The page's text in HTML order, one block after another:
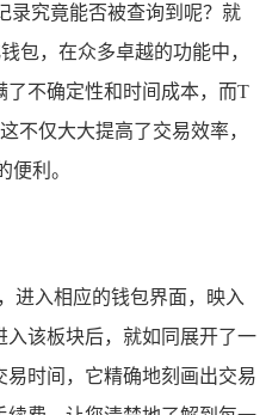
录究竟能否被查询到呢？就
包，在众多卓越的功能中，
不确定性和时间成本，而T
不仅大大提高了交易效率，
利。
进入相应的钱包界面，映入
该板块后，就如同展开了一
时间，它精确地刻画出交易